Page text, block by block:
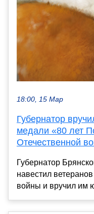
18:00, 15 Мар
Губернатор
медали «80 лет
Отечественной
Губернатор
навестил
войны и вручил им